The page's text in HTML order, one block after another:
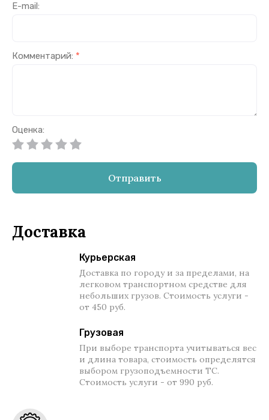
E-mail:
Комментарий: *
Оценка:
Отправить
Доставка
Курьерская
Доставка по городу и за пределами, на
легковом транспортном средстве для
небольших грузов. Стоимость услуги -
от 450 руб.
Грузовая
При выборе транспорта учитываться вес
и длина товара, стоимость определятся
выбором грузоподъемности ТС.
Стоимость услуги - от 990 руб.